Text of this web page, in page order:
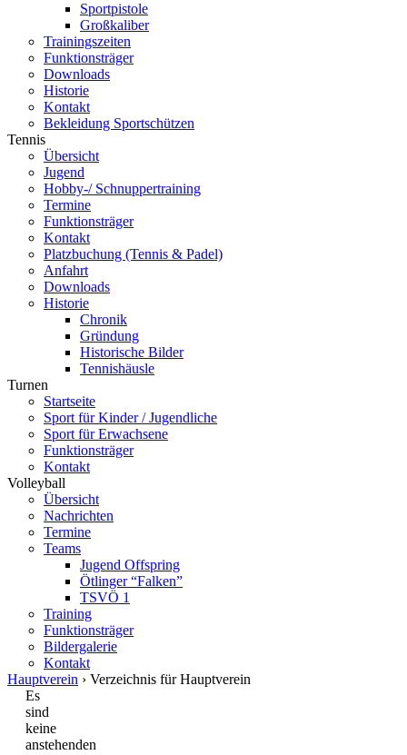
Sportpistole
Großkaliber
Trainingszeiten
Funktionsträger
Downloads
Historie
Kontakt
Bekleidung Sportschützen
Tennis
Übersicht
Jugend
Hobby-/ Schnuppertraining
Termine
Funktionsträger
Kontakt
Platzbuchung (Tennis & Padel)
Anfahrt
Downloads
Historie
Chronik
Gründung
Historische Bilder
Tennishäusle
Turnen
Startseite
Sport für Kinder / Jugendliche
Sport für Erwachsene
Funktionsträger
Kontakt
Volleyball
Übersicht
Nachrichten
Termine
Teams
Jugend Offspring
Ötlinger “Falken”
TSVÖ 1
Training
Funktionsträger
Bildergalerie
Kontakt
Hauptverein › Verzeichnis für Hauptverein
Es
sind
keine
anstehenden